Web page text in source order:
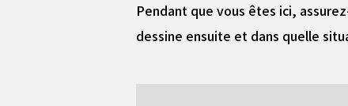
Pendant que vous êtes ici,
dessine ensuite et dans quelle